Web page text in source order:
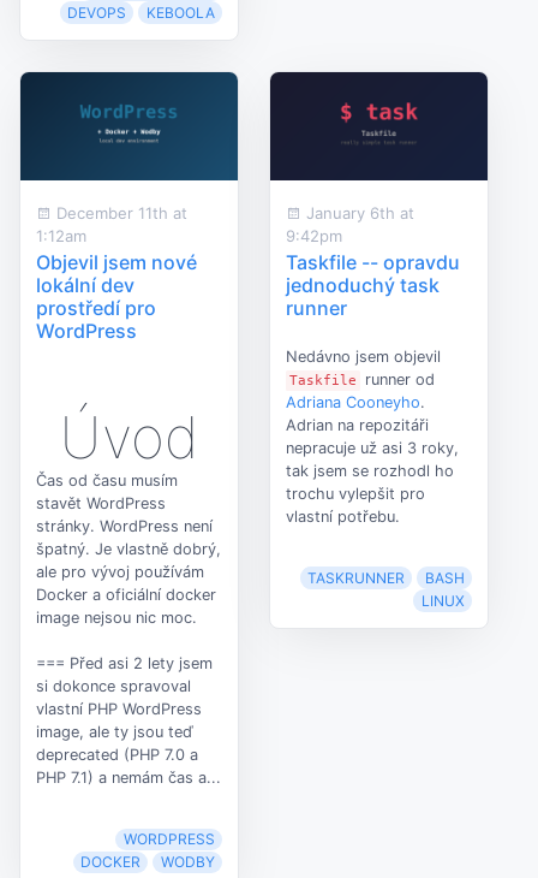
DEVOPS
KEBOOLA
December 11th at
1:12am
Objevil jsem nové
lokální dev
prostředí pro
WordPress
Úvod
Čas od času musím
stavět WordPress
stránky. WordPress není
špatný. Je vlastně dobrý,
ale pro vývoj používám
Docker a oficiální docker
image nejsou nic moc.
=== Před asi 2 lety jsem
si dokonce spravoval
vlastní PHP WordPress
image, ale ty jsou teď
deprecated (PHP 7.0 a
PHP 7.1) a nemám čas a...
WORDPRESS
DOCKER
WODBY
January 6th at
9:42pm
Taskfile -- opravdu
jednoduchý task
runner
Nedávno jsem objevil
Taskfile
runner od
Adriana Cooneyho.
Adrian na repozitáři
nepracuje už asi 3 roky,
tak jsem se rozhodl ho
trochu vylepšit pro
vlastní potřebu.
TASKRUNNER
BASH
LINUX